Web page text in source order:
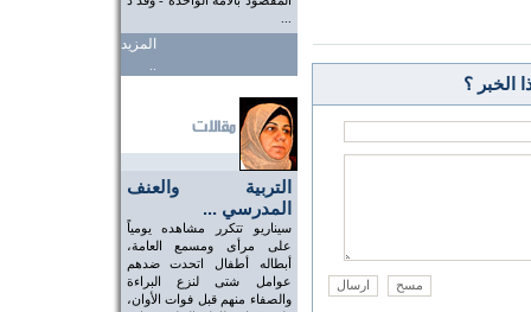
المزيد
..
التربية والعنف
المدرسي ...
سيناريو تتكرر مشاهده يومياً
على مرأى ومسمع العامة،
أبطاله أطفال اتحدت ضدهم
عوامل شتى لنزع البراءة
والصفاء منهم قبل فوات الأوان،
الخبر ؟